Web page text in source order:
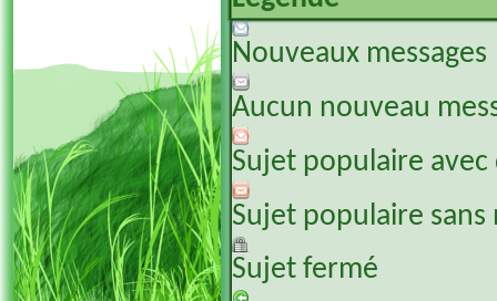
Nouveaux messages
Aucun nouveau
Sujet populaire
Sujet populaire
Sujet fermé